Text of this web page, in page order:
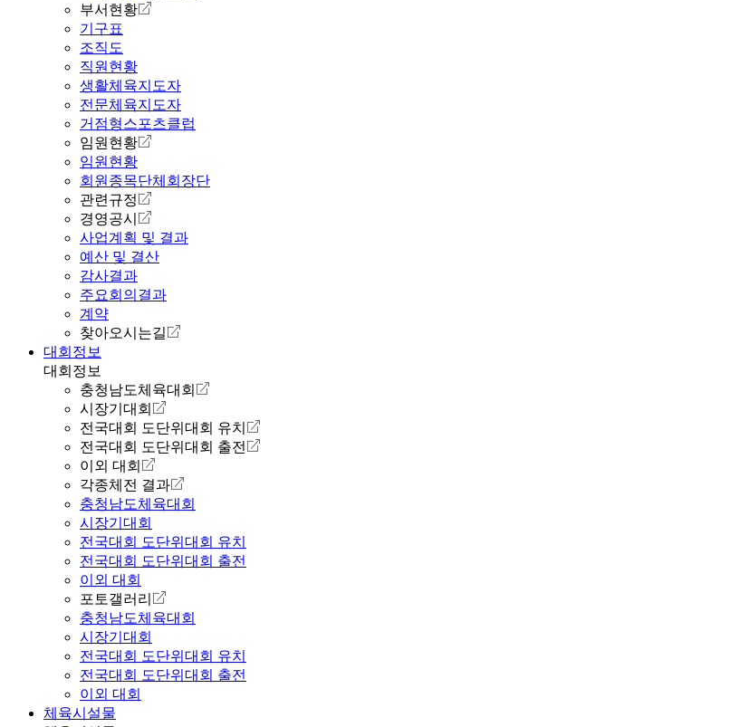
부서현황
기구표
조직도
직원현황
생활체육지도자
전문체육지도자
거점형스포츠클럽
임원현황
임원현황
회원종목단체회장단
관련규정
경영공시
사업계획 및 결과
예산 및 결산
감사결과
주요회의결과
계약
찾아오시는길
대회정보
대회정보
충청남도체육대회
시장기대회
전국대회 도단위대회 유치
전국대회 도단위대회 출전
이외 대회
각종체전 결과
충청남도체육대회
시장기대회
전국대회 도단위대회 유치
전국대회 도단위대회 출전
이외 대회
포토갤러리
충청남도체육대회
시장기대회
전국대회 도단위대회 유치
전국대회 도단위대회 출전
이외 대회
체육시설물